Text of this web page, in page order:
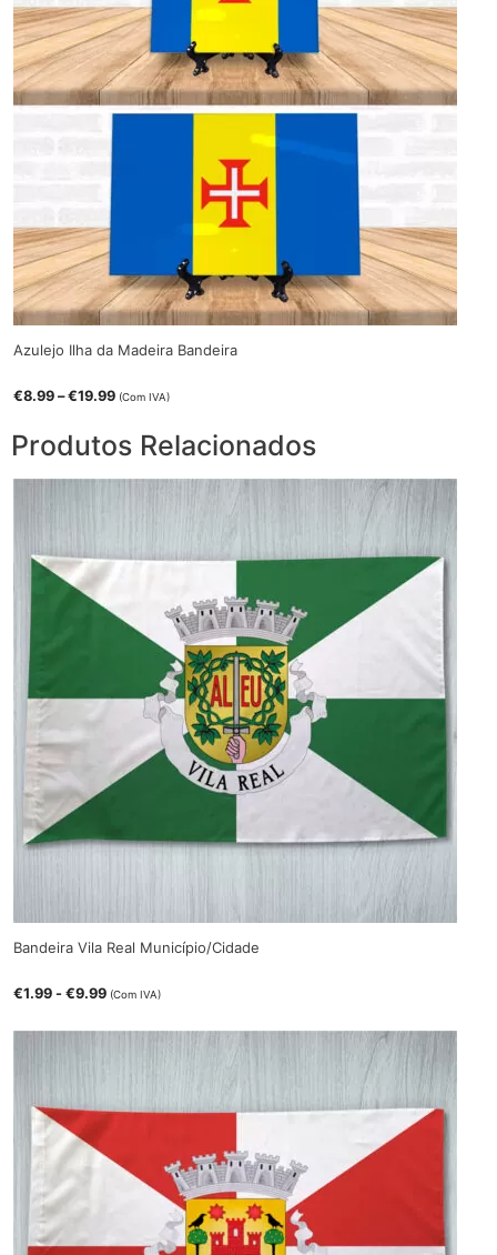
Azulejo Ilha da Madeira Bandeira
€8.99 – €19.99Price
through
€19.99
(Com IVA)
Produtos Relacionados
Bandeira Vila Real Município/Cidade
€1.99 -€9.99 (Com IVA)